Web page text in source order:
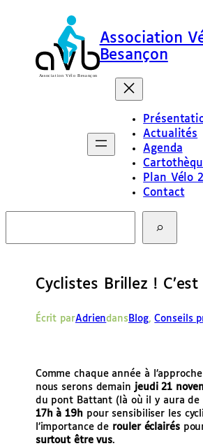
Association
Besançon
Actualités
Agenda
Plan Vélo
Contact
c
Cyclistes Brillez !
Écrit parAdriendans Blog, Conseils
Comme chaque année à
nous serons demain jeudi 21
du pont Battant (là où il y aura de
17h à 19hpour sensibiliser les
l’importance de rouler éclairés
surtout être vus.